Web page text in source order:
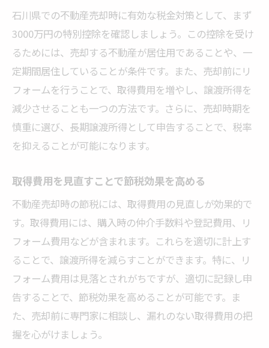
石川県での不動産売却時に有効な税金対策として、まず
3000万円の特別控除を確認しましょう。この控除を受け
るためには、売却する不動産が居住用であることや、一
定期間居住していることが条件です。また、売却前にリ
フォームを行うことで、取得費用を増やし、譲渡所得を
減少させることも一つの方法です。さらに、売却時期を
慎重に選び、長期譲渡所得として申告することで、税率
を抑えることが可能になります。
取得費用を見直すことで節税効果を高める
不動産売却時の節税には、取得費用の見直しが効果的で
す。取得費用には、購入時の仲介手数料や登記費用、リ
フォーム費用などが含まれます。これらを適切に計上す
ることで、譲渡所得を減らすことができます。特に、リ
フォーム費用は見落とされがちですが、適切に記録し申
告することで、節税効果を高めることが可能です。ま
た、売却前に専門家に相談し、漏れのない取得費用の把
握を心がけましょう。